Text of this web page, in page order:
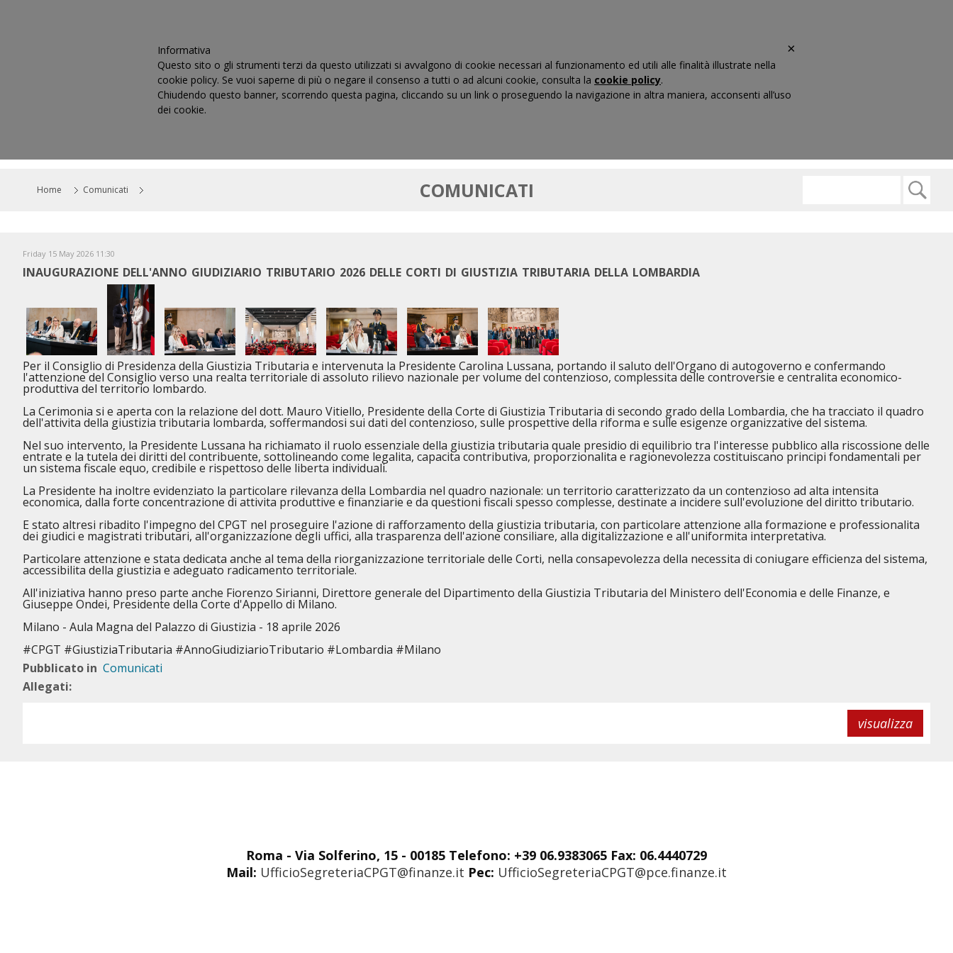
Home Comunicati COMUNICATI
Friday 15 May 2026 11:30
INAUGURAZIONE DELL'ANNO GIUDIZIARIO TRIBUTARIO 2026 DELLE CORTI DI GIUSTIZIA TRIBUTARIA DELLA LOMBARDIA
Per il Consiglio di Presidenza della Giustizia Tributaria e intervenuta la Presidente Carolina Lussana, portando il saluto dell'Organo di autogoverno e confermando
l'attenzione del Consiglio verso una realta territoriale di assoluto rilievo nazionale per volume del contenzioso, complessita delle controversie e centralita economico-
produttiva del territorio lombardo.
La Cerimonia si e aperta con la relazione del dott. Mauro Vitiello, Presidente della Corte di Giustizia Tributaria di secondo grado della Lombardia, che ha tracciato il quadro
dell'attivita della giustizia tributaria lombarda, soffermandosi sui dati del contenzioso, sulle prospettive della riforma e sulle esigenze organizzative del sistema.
Nel suo intervento, la Presidente Lussana ha richiamato il ruolo essenziale della giustizia tributaria quale presidio di equilibrio tra l'interesse pubblico alla riscossione delle
entrate e la tutela dei diritti del contribuente, sottolineando come legalita, capacita contributiva, proporzionalita e ragionevolezza costituiscano principi fondamentali per
un sistema fiscale equo, credibile e rispettoso delle liberta individuali.
La Presidente ha inoltre evidenziato la particolare rilevanza della Lombardia nel quadro nazionale: un territorio caratterizzato da un contenzioso ad alta intensita
economica, dalla forte concentrazione di attivita produttive e finanziarie e da questioni fiscali spesso complesse, destinate a incidere sull'evoluzione del diritto tributario.
E stato altresi ribadito l'impegno del CPGT nel proseguire l'azione di rafforzamento della giustizia tributaria, con particolare attenzione alla formazione e professionalita
dei giudici e magistrati tributari, all'organizzazione degli uffici, alla trasparenza dell'azione consiliare, alla digitalizzazione e all'uniformita interpretativa.
Particolare attenzione e stata dedicata anche al tema della riorganizzazione territoriale delle Corti, nella consapevolezza della necessita di coniugare efficienza del sistema,
accessibilita della giustizia e adeguato radicamento territoriale.
All'iniziativa hanno preso parte anche Fiorenzo Sirianni, Direttore generale del Dipartimento della Giustizia Tributaria del Ministero dell'Economia e delle Finanze, e
Giuseppe Ondei, Presidente della Corte d'Appello di Milano.
Milano - Aula Magna del Palazzo di Giustizia - 18 aprile 2026
#CPGT #GiustiziaTributaria #AnnoGiudiziarioTributario #Lombardia #Milano
Pubblicato in Comunicati
Allegati:
visualizza
Roma - Via Solferino, 15 - 00185 Telefono: +39 06.9383065 Fax: 06.4440729
Mail: UfficioSegreteriaCPGT@finanze.it Pec: UfficioSegreteriaCPGT@pce.finanze.it
×
Informativa
Questo sito o gli strumenti terzi da questo utilizzati si avvalgono di cookie necessari al funzionamento ed utili alle finalità illustrate nella
cookie policy. Se vuoi saperne di più o negare il consenso a tutti o ad alcuni cookie, consulta la cookie policy.
Chiudendo questo banner, scorrendo questa pagina, cliccando su un link o proseguendo la navigazione in altra maniera, acconsenti all’uso
dei cookie.